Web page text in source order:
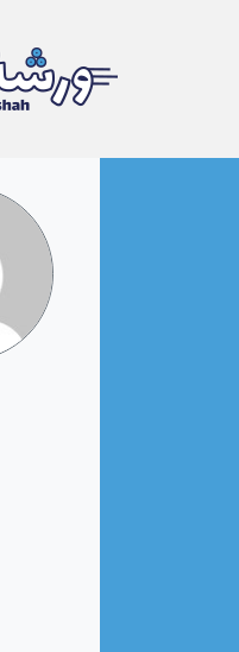
Skip